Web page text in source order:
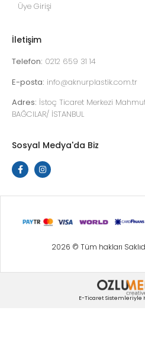
Üye Girişi
İletişim
Telefon: 0212 659 31 14
E-posta: info@aknurplastik.com.tr
Adres: İstoç Ticaret Merkezi
BAĞCILAR/ İSTANBUL
Sosyal Medya'da Biz
2026 © Tüm hakları
E-Ticaret Sistemleriyle